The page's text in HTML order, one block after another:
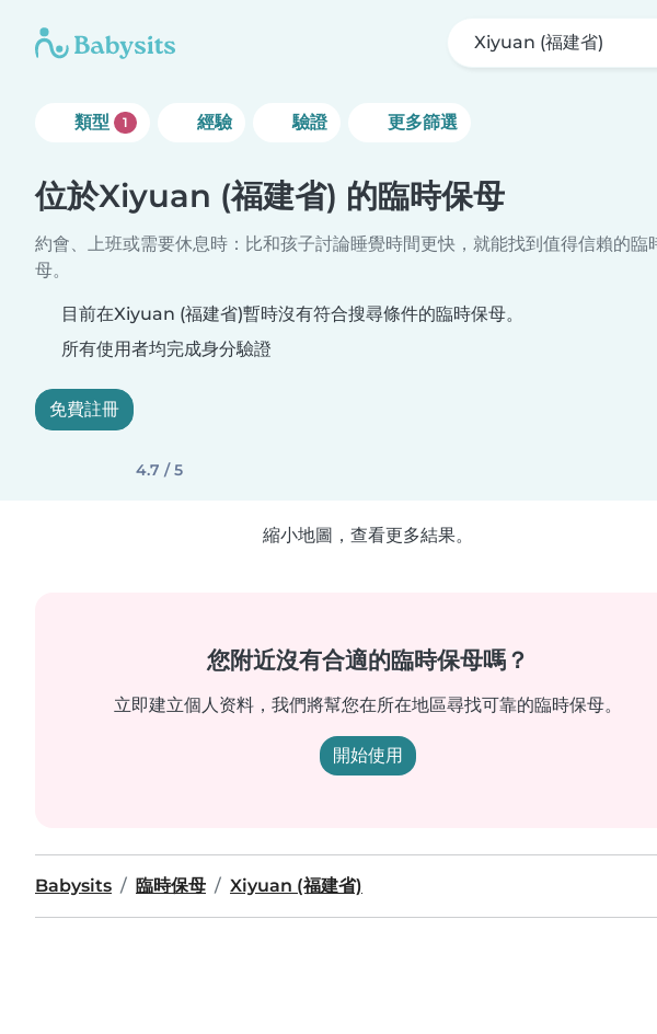
Xiyuan (福建省)
類型 1 經驗 驗證 更多篩選
位於Xiyuan (福建省) 的臨時保母
約會、上班或需要休息時：比和孩子討論睡覺時間更快，就能找到值得信賴的臨
母。
目前在Xiyuan (福建省)暫時沒有符合搜尋條件的臨時保母。
所有使用者均完成身分驗證
免費註冊
4.7 / 5
縮小地圖，查看更多結果。
您附近沒有合適的臨時保母嗎？
立即建立個人资料，我們將幫您在所在地區尋找可靠的臨時保母。
開始使用
Babysits 臨時保母 Xiyuan (福建省)